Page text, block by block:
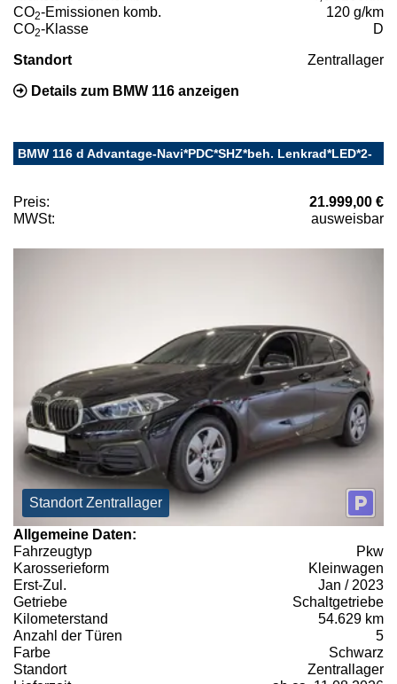
CO2-Emissionen komb.
120 g/km
CO2-Klasse D
Standort Zentrallager
Details zum BMW 116 anzeigen
BMW 116 d Advantage-Navi*PDC*SHZ*beh. Lenkrad*LED*2-
Preis:
21.999,00 €
MWSt:
ausweisbar
Standort Zentrallager
Allgemeine Daten:
Fahrzeugtyp
Pkw
Karosserieform
Kleinwagen
Erst-Zul.
Jan / 2023
Getriebe
Schaltgetriebe
Kilometerstand
54.629 km
Anzahl der Türen
5
Farbe
Schwarz
Standort
Zentrallager